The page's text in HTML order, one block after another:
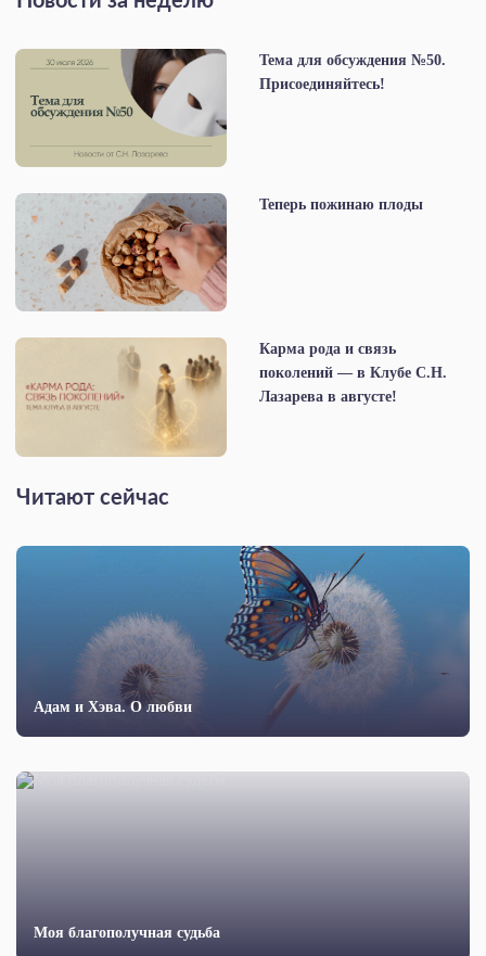
Тема для обсуждения №50.
Присоединяйтесь!
Теперь пожинаю плоды
Карма рода и связь
поколений — в Клубе С.Н.
Лазарева в августе!
Читают сейчас
Адам и Хэва. О любви
Моя благополучная судьба